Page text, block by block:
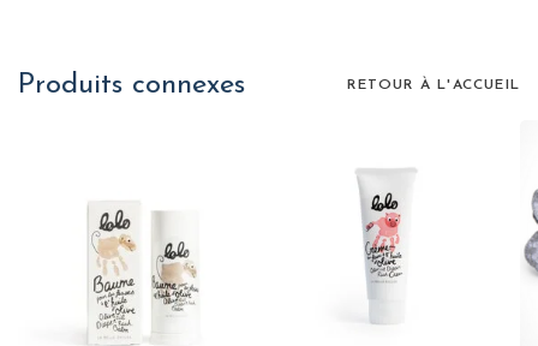
Produits connexes RETOUR À L'ACCUEIL